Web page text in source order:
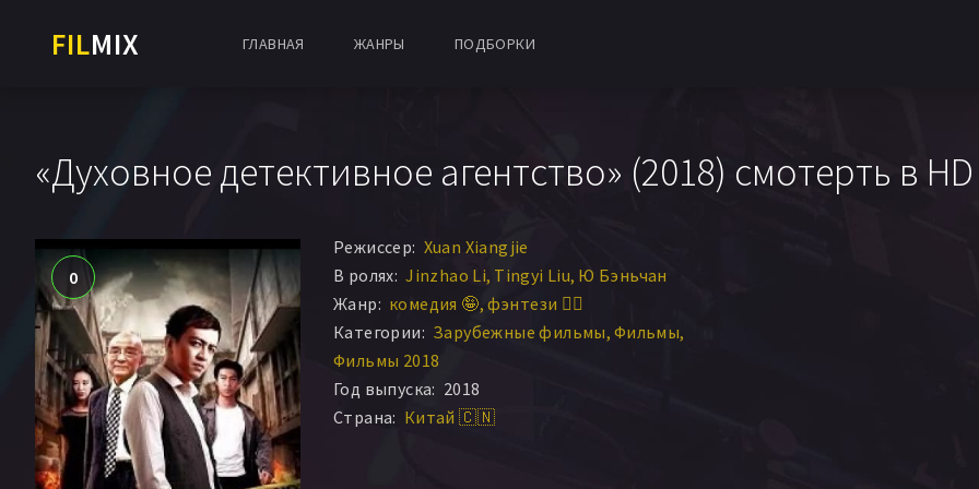
FILMIX ГЛАВНАЯ ЖАНРЫ ПОДБОРКИ
«Духовное детективное агентство» (2018) смотерть в HD
0
Режиссер: Xuan Xiangjie
В ролях: Jinzhao Li Tingyi Liu Ю Бэньчан
Жанр: комедия 🤪 фэнтези 🧝‍♂️
Категории: Зарубежные фильмы Фильмы
Фильмы 2018
Год выпуска: 2018
Страна: Китай 🇨🇳